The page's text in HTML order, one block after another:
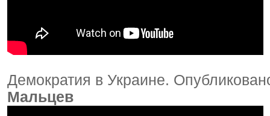
Демократия в Украине.
Мальцев